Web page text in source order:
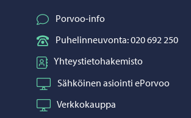
Porvoo-info
Puhelinneuvonta: 020 692 250
Yhteystietohakemisto
Sähköinen asiointi ePorvoo
Verkkokauppa